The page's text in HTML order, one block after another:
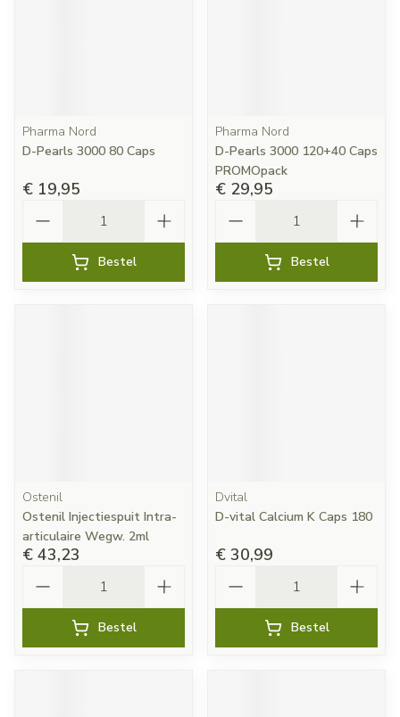
Pharma Nord
D-Pearls 3000 80 Caps
€ 19,95
Bestel
Pharma Nord
D-Pearls 3000 120+40 Caps
PROMOpack
€ 29,95
Bestel
Ostenil
Ostenil Injectiespuit Intra-
articulaire Wegw. 2ml
€ 43,23
Bestel
Dvital
D-vital Calcium K Caps 180
€ 30,99
Bestel